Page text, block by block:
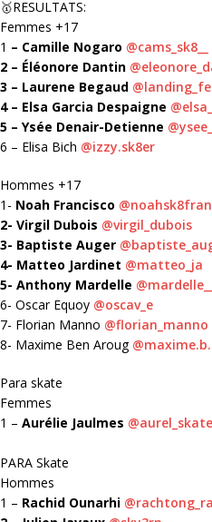
🥇RESULTATS:
Femmes +17
1 – Camille Nogaro @cams_sk8__
2 – Éléonore Dantin
3 – Laurene Begaud
4 – Elsa Garcia Despaigne
5 – Ysée Denair-Detienne
6 – Elisa Bich @izzy.sk8er
Hommes +17
1- Noah Francisco
2- Virgil Dubois @virgil_dubois
3- Baptiste Auger
4- Matteo Jardinet @matteo_ja
5- Anthony Mardelle @mardelle__
6- Oscar Equoy @oscav_e
7- Florian Manno @florian_manno
8- Maxime Ben Aroug
Para skate
Femmes
1 – Aurélie Jaulmes
PARA Skate
Hommes
1 – Rachid Ounarhi